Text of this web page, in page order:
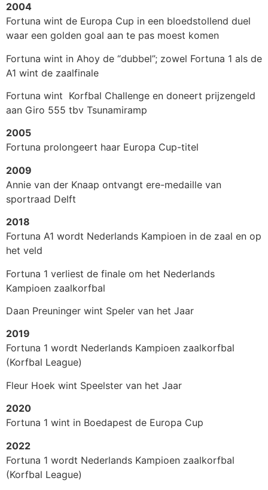
2004
Fortuna wint de Europa Cup in een bloedstollend duel
waar een golden goal aan te pas moest komen
Fortuna wint in Ahoy de “dubbel”; zowel Fortuna 1 als de
A1 wint de zaalfinale
Fortuna wint Korfbal Challenge en doneert prijzengeld
aan Giro 555 tbv Tsunamiramp
2005
Fortuna prolongeert haar Europa Cup-titel
2009
Annie van der Knaap ontvangt ere-medaille van
sportraad Delft
2018
Fortuna A1 wordt Nederlands Kampioen in de zaal en op
het veld
Fortuna 1 verliest de finale om het Nederlands
Kampioen zaalkorfbal
Daan Preuninger wint Speler van het Jaar
2019
Fortuna 1 wordt Nederlands Kampioen zaalkorfbal
(Korfbal League)
Fleur Hoek wint Speelster van het Jaar
2020
Fortuna 1 wint in Boedapest de Europa Cup
2022
Fortuna 1 wordt Nederlands Kampioen zaalkorfbal
(Korfbal League)